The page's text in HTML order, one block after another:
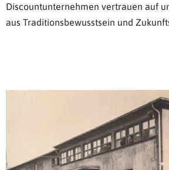
Discountunternehmen vertrauen auf
aus Traditionsbewusstsein und